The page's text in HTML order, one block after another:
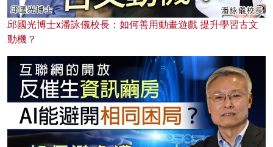
邱國光博士x潘詠儀校長：如何善用動畫遊戲 提升學習古文
動機？